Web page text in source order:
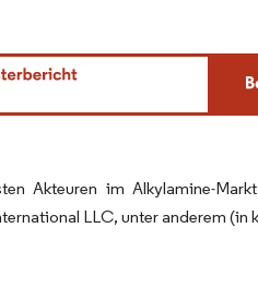
4.0.
Akteuren im Alkylamine-
LLC, unter anderem (in